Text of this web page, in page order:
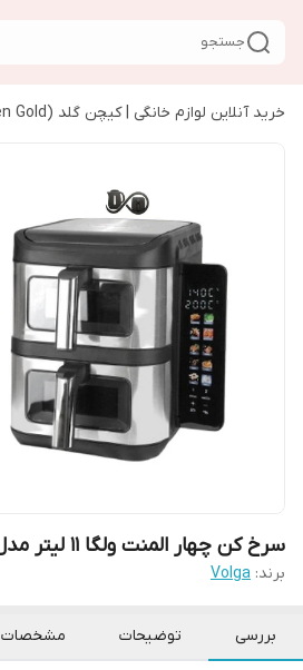
جستجو
خرید آنلاین لوازم خانگی | کیچن گلد (Kitchen Gold)
سرخ کن چهار المنت ولگا 11 لیتر مدل VOLGA-147H
برند: Volga
بررسی توضیحات مشخصات